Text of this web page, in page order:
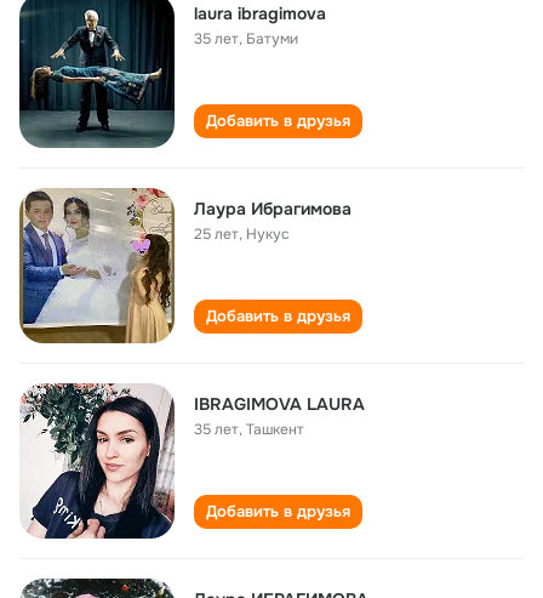
laura ibragimova
35 лет, Батуми
Добавить в друзья
Лаура Ибрагимова
25 лет, Нукус
Добавить в друзья
IBRAGIMOVA LAURA
35 лет,Ташкент
Добавить в друзья